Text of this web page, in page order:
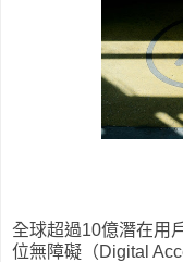
全球超過10億潛在用
位無障礙（Digital